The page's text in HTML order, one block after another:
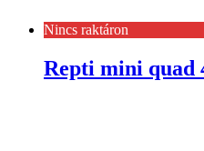
Nincs raktáron
Repti mini quad